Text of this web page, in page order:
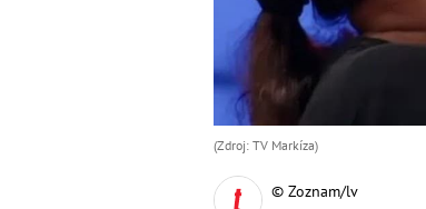
(Zdroj: TV Markíza)
© Zoznam/lv